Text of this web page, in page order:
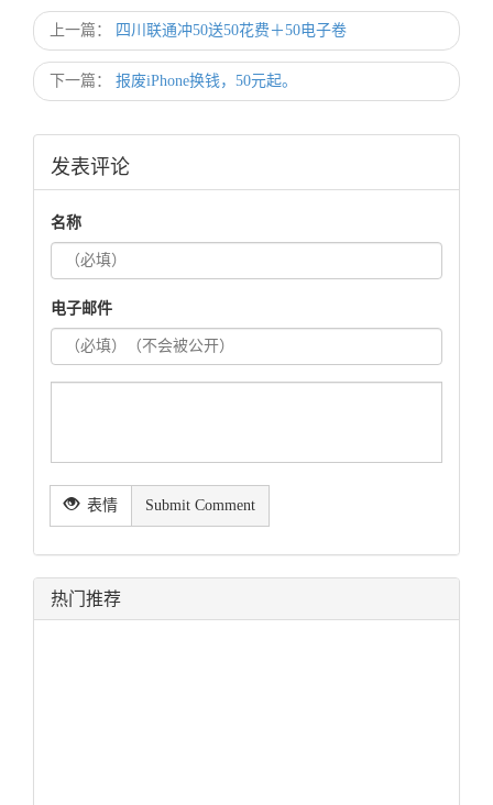
上一篇： 四川联通冲50送50花费＋50电子卷
下一篇： 报废iPhone换钱，50元起。
发表评论
名称
电子邮件
表情 Submit Comment
热门推荐